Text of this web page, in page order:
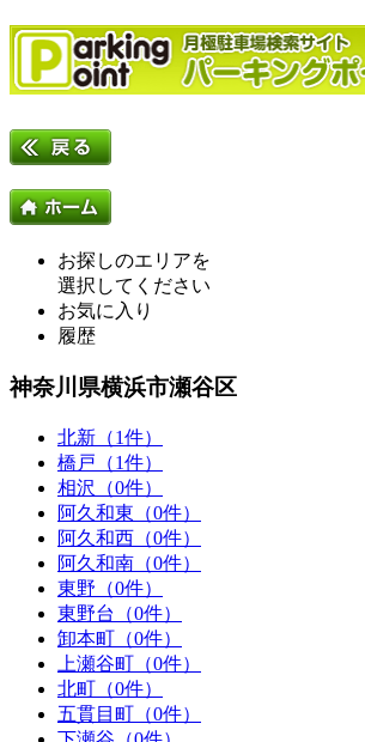
お探しのエリアを
選択してください
お気に入り
履歴
神奈川県横浜市瀬谷区
北新（1件）
橋戸（1件）
相沢（0件）
阿久和東（0件）
阿久和西（0件）
阿久和南（0件）
東野（0件）
東野台（0件）
卸本町（0件）
上瀬谷町（0件）
北町（0件）
五貫目町（0件）